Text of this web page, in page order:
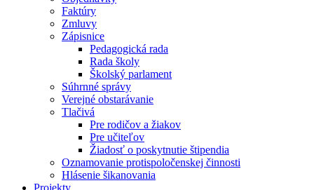
Faktúry
Zmluvy
Zápisnice
Pedagogická rada
Rada školy
Školský parlament
Súhrnné správy
Verejné obstarávanie
Tlačivá
Pre rodičov a žiakov
Pre učiteľov
Žiadosť o poskytnutie štipendia
Oznamovanie protispoločenskej činnosti
Hlásenie šikanovania
Projekty